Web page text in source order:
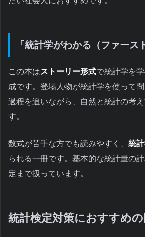
「統計学がわかる（ファース
この本はストーリー形式で統計学を
成です。登場人物が統計学を使って
過程を追いながら、自然と統計の考
す。
数式が苦手な方でも読みやすく、 統
られる一冊です。基本的な統計量の
定まで扱っています。
統計検定対策におすすめ